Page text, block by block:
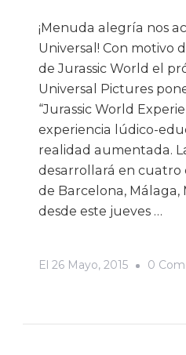
¡Menuda alegría nos
Universal! Con motivo
de Jurassic World el
Universal Pictures
“Jurassic World
experiencia lúdico-
realidad aumentada.
desarrollará en cuatro
de Barcelona, Málaga,
desde este jueves …
El 26 Mayo, 2015 0